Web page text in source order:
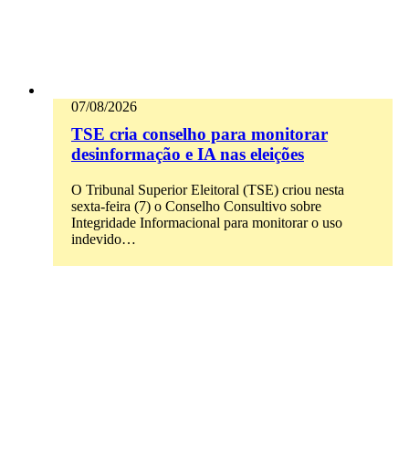
07/08/2026
TSE cria conselho para monitorar
desinformação e IA nas eleições
O Tribunal Superior Eleitoral (TSE) criou nesta
sexta-feira (7) o Conselho Consultivo sobre
Integridade Informacional para monitorar o uso
indevido…